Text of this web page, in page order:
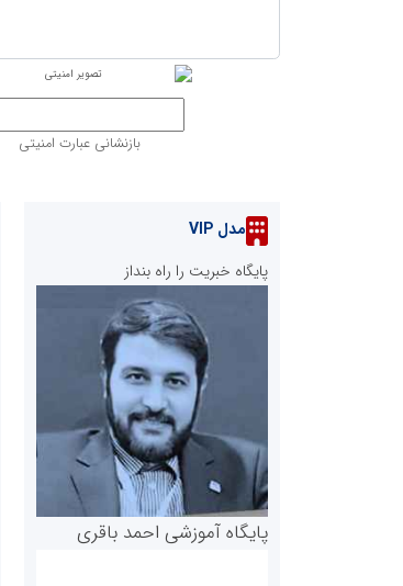
بازنشانی عبارت امنیتی
مدل VIP
پایگاه خبریت را راه بنداز
پایگاه آموزشی احمد باقری